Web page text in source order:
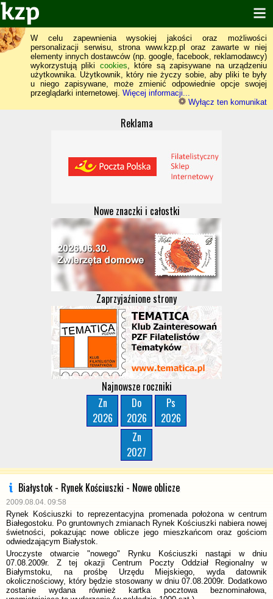
W celu zapewnienia wysokiej jakości oraz możliwości
personalizacji serwisu, strona www.kzp.pl oraz zawarte w niej
elementy innych dostawców (np. google, facebook, reklamodawcy)
wykorzystują pliki cookies, które są zapisywane na urządzeniu
użytkownika. Użytkownik, który nie życzy sobie, aby pliki te były
u niego zapisywane, może zmienić odpowiednie opcje swojej
przeglądarki internetowej. Więcej informacji...
Wyłącz ten komunikat
Reklama
Nowe znaczki i całostki
Zaprzyjaźnione strony
Najnowsze roczniki
Zn
2026
Do
2026
Ps
2026
Zn
2027
Białystok - Rynek Kościuszki - Nowe oblicze
2009.08.04. 09:58
Rynek Kościuszki to reprezentacyjna promenada położona w centrum
Białegostoku. Po gruntownych zmianach Rynek Kościuszki nabiera nowej
świetności, pokazując nowe oblicze jego mieszkańcom oraz gościom
odwiedzającym Białystok.
Uroczyste otwarcie "nowego" Rynku Kościuszki nastąpi w dniu
07.08.2009r. Z tej okazji Centrum Poczty Oddział Regionalny w
Białymstoku, na prośbę Urzędu Miejskiego, wyda datownik
okolicznościowy, który będzie stosowany w dniu 07.08.2009r. Dodatkowo
zostanie wydana również kartka pocztowa beznominałowa,